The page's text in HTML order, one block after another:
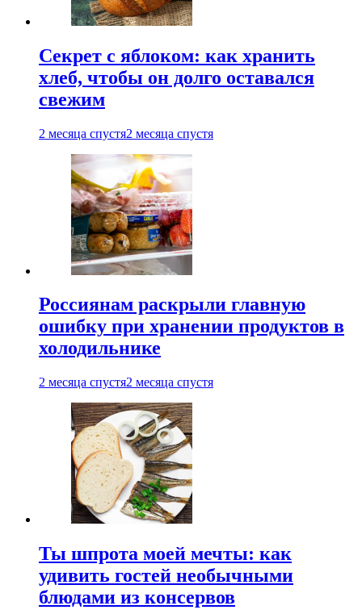
Секрет с яблоком: как хранить
хлеб, чтобы он долго оставался
свежим
2 месяца спустя2 месяца спустя
Россиянам раскрыли главную
ошибку при хранении продуктов в
холодильнике
2 месяца спустя2 месяца спустя
Ты шпрота моей мечты: как
удивить гостей необычными
блюдами из консервов